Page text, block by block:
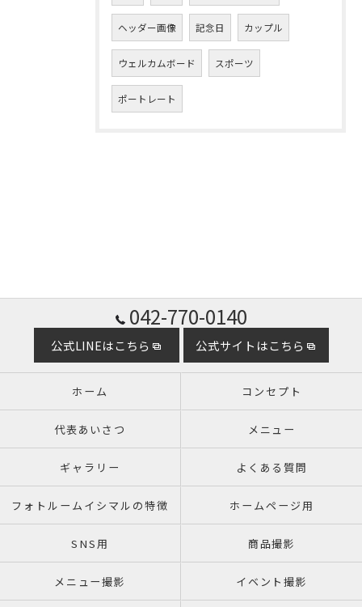
ヘッダー画像 記念日 カップル
ウェルカムボード スポーツ
ポートレート
042-770-0140
公式LINEはこちら 公式サイトはこちら
ホーム コンセプト
代表あいさつ メニュー
ギャラリー よくある質問
フォトルームイシマルの特徴 ホームページ用
SNS用 商品撮影
メニュー撮影 イベント撮影